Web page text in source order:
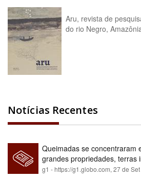
Aru, revista de
do rio Negro,
Notícias Recentes
Queimadas se concentraram
grandes propriedades, terras
relatório
g1 - https://g1.globo.com,27 de